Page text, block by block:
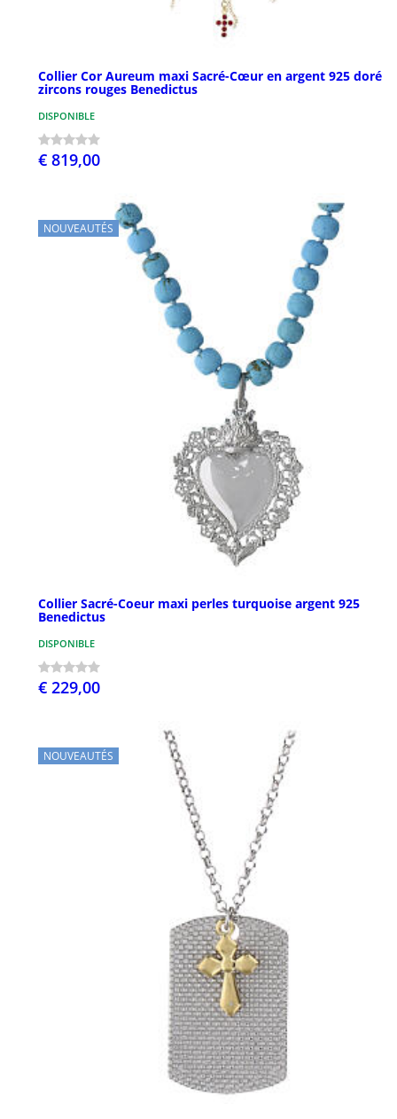
Collier Cor Aureum maxi Sacré-Cœur en argent 925 doré
zircons rouges Benedictus
DISPONIBLE
€ 819,00
NOUVEAUTÉS
Collier Sacré-Coeur maxi perles turquoise argent 925
Benedictus
DISPONIBLE
€ 229,00
NOUVEAUTÉS